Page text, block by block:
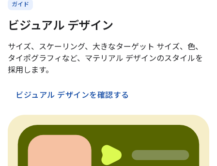
ガイド
ビジュアル デザイン
サイズ、スケーリング、大きなターゲット サイズ、色、
タイポグラフィなど、マテリアル デザインのスタイルを
採用します。
ビジュアル デザインを確認する